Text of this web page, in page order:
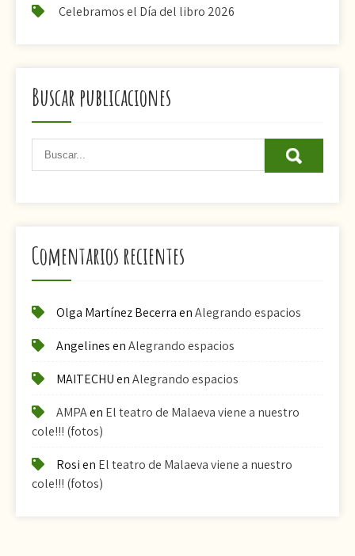
Celebramos el Día del libro 2026
Buscar publicaciones
Comentarios recientes
Olga Martínez BecerraenAlegrando espacios
AngelinesenAlegrando espacios
MAITECHUenAlegrando espacios
AMPAen El teatro de Malaeva viene a nuestro
cole!!! (fotos)
Rosien El teatro de Malaeva viene a nuestro
cole!!! (fotos)